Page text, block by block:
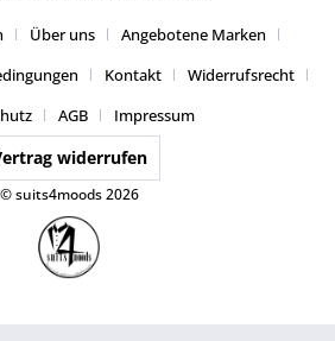
Über uns
Angebotene Marken
Kontakt
Widerrufsrecht
AGB Impressum
widerrufen
© suits4moods 2026